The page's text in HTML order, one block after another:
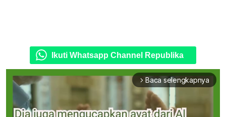
Ikuti Whatsapp Channel Republika
arrow_forward_ios Baca selengkapnya